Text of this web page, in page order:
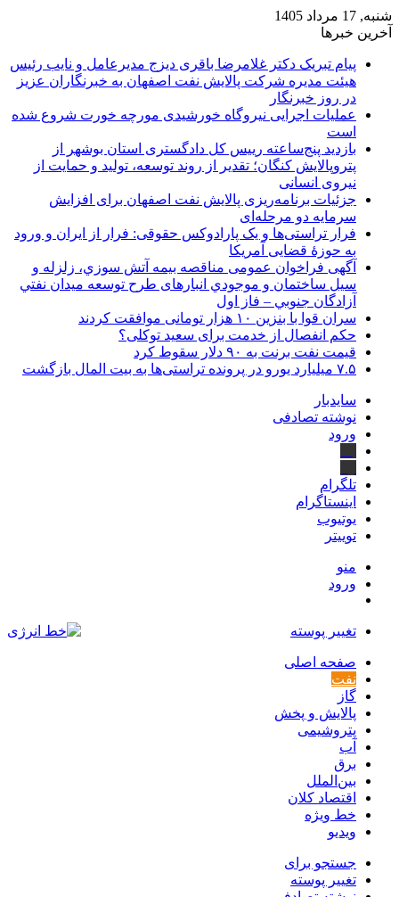
شنبه, 17 مرداد 1405
آخرین خبرها
پیام تبریک دکتر غلامرضا باقری دیزج مدیرعامل و نایب رئیس
هیئت مدیره شرکت پالایش نفت اصفهان به خبرنگاران عزیز
در روز خبرنگار
عملیات اجرایی نیروگاه خورشیدی مورچه خورت شروع شده
است
بازدید پنج‌ساعته رییس کل دادگستری استان بوشهر از
پتروپالایش کنگان؛ تقدیر از روند توسعه، تولید و حمایت از
نیروی انسانی
جزئیات برنامه‌ریزی پالایش نفت اصفهان برای افزایش
سرمایه دو مرحله‌ای
فرار تراستی‌ها و یک پارادوکس حقوقی: فرار از ایران و ورود
به حوزۀ قضایی آمریکا
آگهی فراخوان عمومی مناقصه بيمه آتش سوزي، زلزله و
سیل ساختمان و موجودي انبارهای طرح توسعه ميدان نفتي
آزادگان جنوبي – فاز اول
سران قوا با بنزین ۱۰ هزار تومانی موافقت کردند
حکم انفصال از خدمت برای سعید توکلی؟
قیمت نفت برنت به ۹۰ دلار سقوط کرد
۷.۵ میلیارد یورو در پرونده تراستی‌ها به بیت المال بازگشت
سایدبار
نوشته تصادفی
ورود
تلگرام
اینستاگرام
یوتیوب
توییتر
منو
ورود
تغییر پوسته
صفحه اصلی
نفت
گاز
پالایش و پخش
پتروشیمی
آب
برق
بین‌الملل
اقتصاد کلان
خط ویژه
ویدیو
جستجو برای
تغییر پوسته